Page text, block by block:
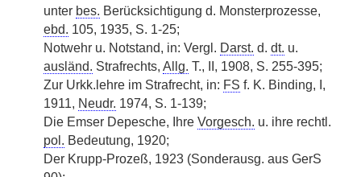
unter bes. Berücksichtigung d. Monsterprozesse,
ebd. 105, 1935, S. 1-25;
Notwehr u. Notstand, in: Vergl. Darst. d. dt. u.
ausländ. Strafrechts, Allg. T., II, 1908, S. 255-395;
Zur Urkk.lehre im Strafrecht, in: FS f. K. Binding, I,
1911, Neudr. 1974, S. 1-139;
Die Emser Depesche, Ihre Vorgesch. u. ihre rechtl.
pol. Bedeutung, 1920;
Der Krupp-Prozeß, 1923 (Sonderausg. aus GerS